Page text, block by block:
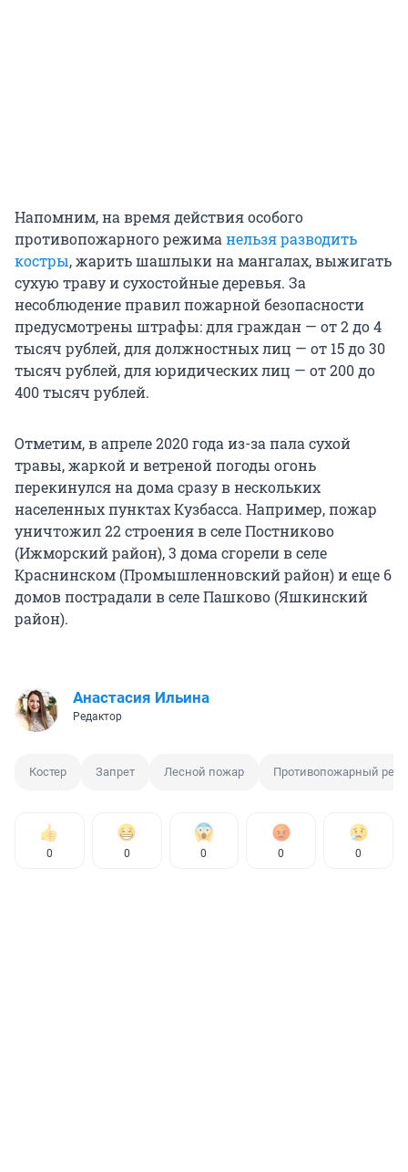
Напомним, на время действия особого
противопожарного режима нельзя разводить
костры, жарить шашлыки на мангалах, выжигать
сухую траву и сухостойные деревья. За
несоблюдение правил пожарной безопасности
предусмотрены штрафы: для граждан — от 2 до 4
тысяч рублей, для должностных лиц — от 15 до 30
тысяч рублей, для юридических лиц — от 200 до
400 тысяч рублей.
Отметим, в апреле 2020 года из-за пала сухой
травы, жаркой и ветреной погоды огонь
перекинулся на дома сразу в нескольких
населенных пунктах Кузбасса. Например, пожар
уничтожил 22 строения в селе Постниково
(Ижморский район), 3 дома сгорели в селе
Краснинском (Промышленновский район) и еще 6
домов пострадали в селе Пашково (Яшкинский
район).
Анастасия Ильина
Редактор
Костер Запрет Лесной пожар Противопожарный
0 0 0 0 0